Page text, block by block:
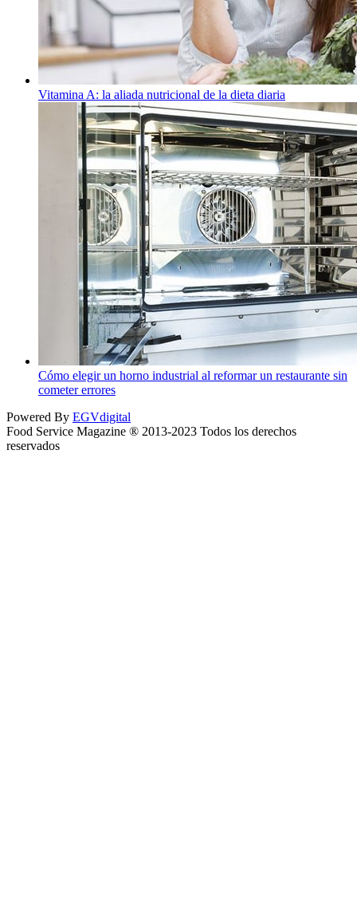
Vitamina A: la aliada nutricional de la dieta diaria
Cómo elegir un horno industrial al reformar un restaurante sin
cometer errores
Powered By EGVdigital
Food Service Magazine ® 2013-2023 Todos los derechos
reservados